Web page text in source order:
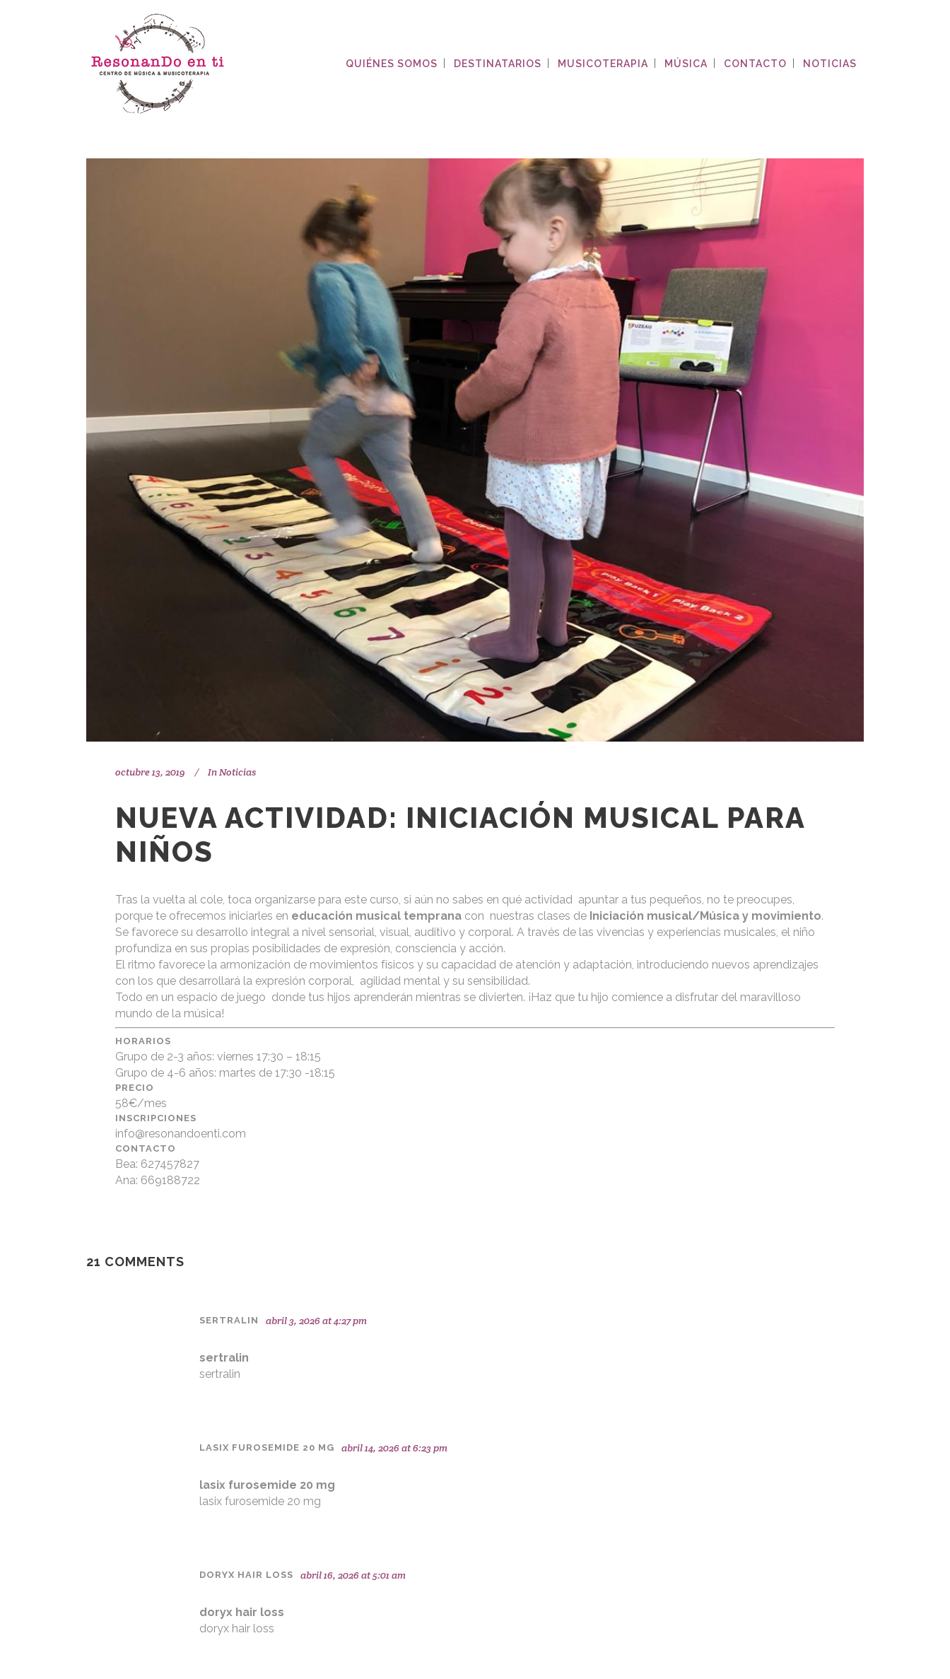
QUIÉNES SOMOS DESTINATARIOS MUSICOTERAPIA MÚSICA CONTACTO NOTICIAS
octubre 13, 2019 InNoticias
NUEVA ACTIVIDAD: INICIACIÓN MUSICAL PARA
NIÑOS
Tras la vuelta al cole, toca organizarse para este curso, si aún no sabes en qué actividad apuntar a tus pequeños, no te preocupes,
porque te ofrecemos iniciarles en educación musical temprana con nuestras clases de Iniciación musical/Música y movimiento.
Se favorece su desarrollo integral a nivel sensorial, visual, auditivo y corporal. A través de las vivencias y experiencias musicales, el niño
profundiza en sus propias posibilidades de expresión, consciencia y acción.
El ritmo favorece la armonización de movimientos físicos y su capacidad de atención y adaptación, introduciendo nuevos aprendizajes
con los que desarrollará la expresión corporal, agilidad mental y su sensibilidad.
Todo en un espacio de juego donde tus hijos aprenderán mientras se divierten. ¡Haz que tu hijo comience a disfrutar del maravilloso
mundo de la música!
HORARIOS
Grupo de 2-3 años: viernes 17:30 – 18:15
Grupo de 4-6 años: martes de 17:30 -18:15
PRECIO
58€/mes
INSCRIPCIONES
info@resonandoenti.com
CONTACTO
Bea: 627457827
Ana: 669188722
21 COMMENTS
SERTRALIN abril 3, 2026 at 4:27 pm
sertralin
sertralin
LASIX FUROSEMIDE 20 MG abril 14, 2026 at 6:23 pm
lasix furosemide 20 mg
lasix furosemide 20 mg
DORYX HAIR LOSS abril 16, 2026 at 5:01 am
doryx hair loss
doryx hair loss